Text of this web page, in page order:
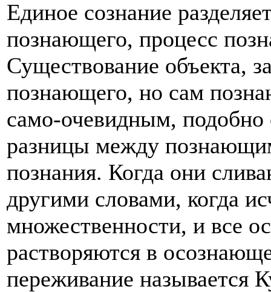
Единое сознание
познающего, процесс
Существование объекта,
познающего, но сам
само-очевидным, подобно
разницы между
познания. Когда они
другими словами, когда
множественности, и все
растворяются в
переживание называется